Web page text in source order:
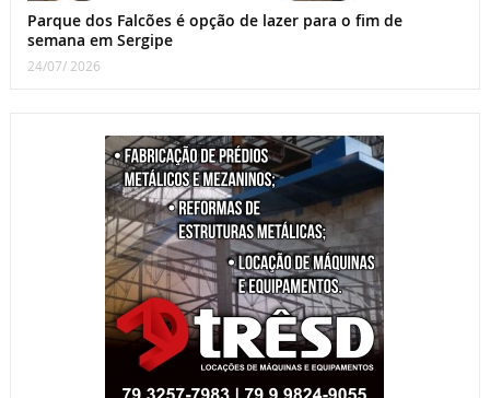
Parque dos Falcões é opção de lazer para o fim de
semana em Sergipe
24/07/ 2026